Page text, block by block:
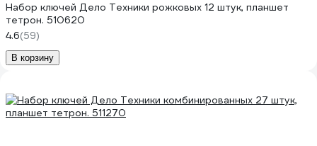
Набор ключей Дело Техники рожковых 12 штук, планшет
тетрон. 510620
4.6(59)
В корзину